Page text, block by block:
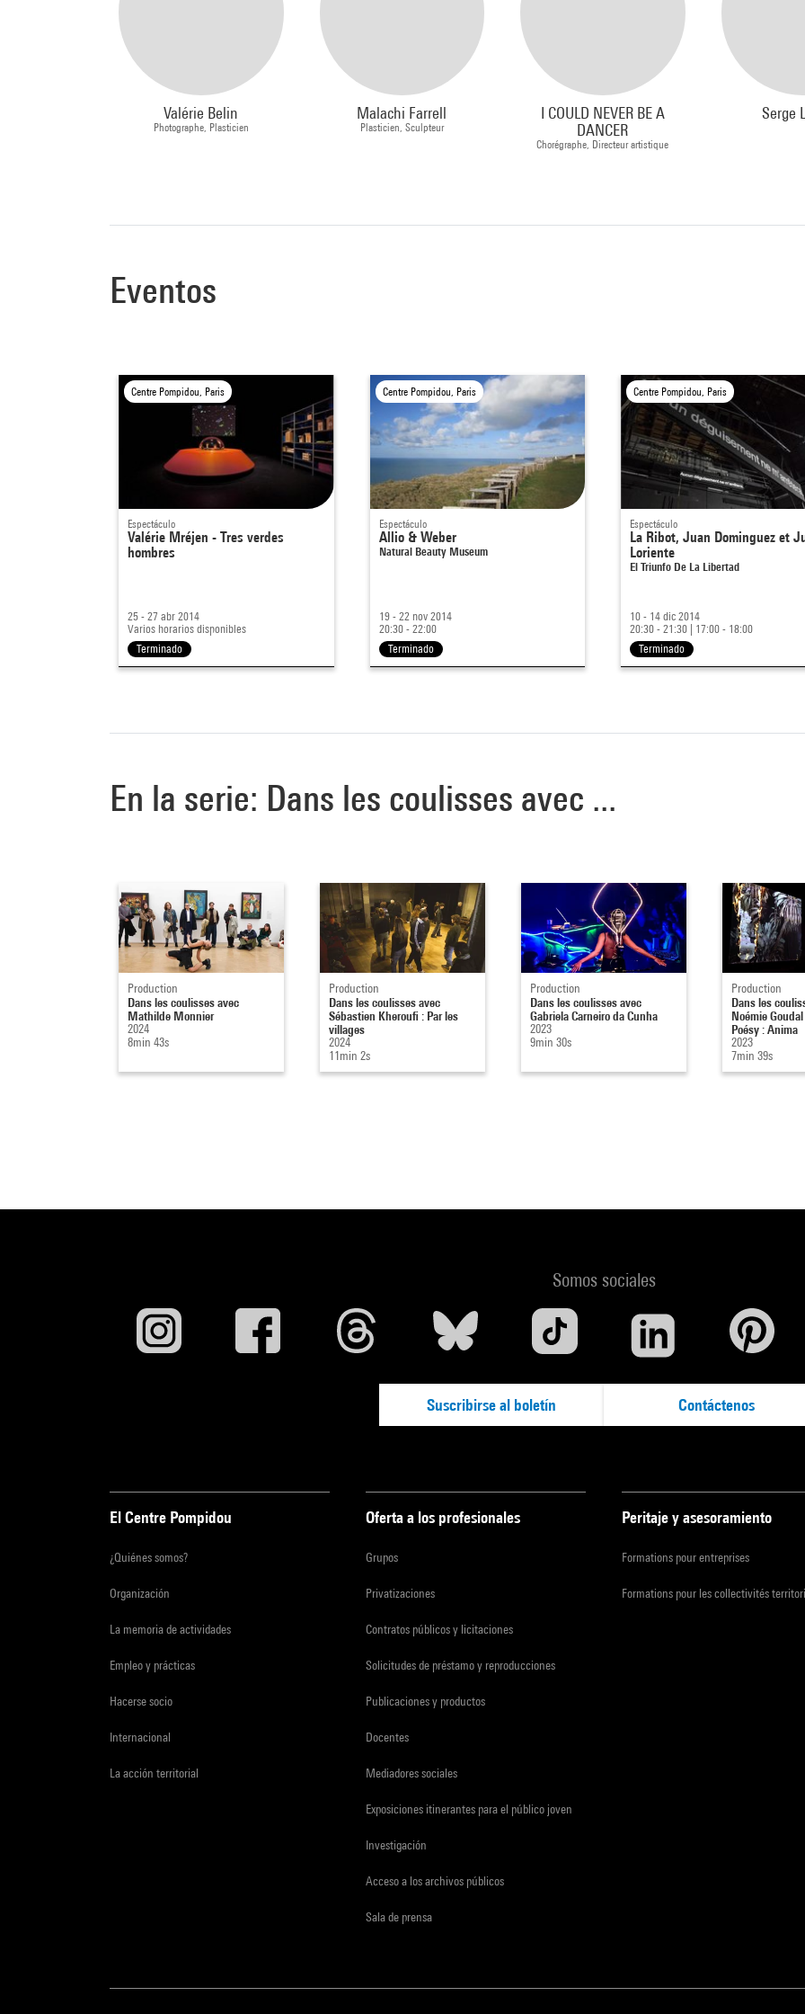
Valérie Belin
Photographe, Plasticien
Malachi Farrell
Plasticien, Sculpteur
I COULD NEVER BE A
DANCER
Chorégraphe, Directeur artistique
Serge
Eventos
Centre Pompidou, Paris
Espectáculo
Valérie Mréjen - Tres verdes
hombres
25 - 27 abr 2014
Varios horarios disponibles
Terminado
Centre Pompidou, Paris
Espectáculo
Allio & Weber
Natural Beauty Museum
19 - 22 nov 2014
20:30 - 22:00
Terminado
Centre Pompidou, Paris
Espectáculo
La Ribot, Juan Dominguez et
Loriente
El Triunfo De La Libertad
10 - 14 dic 2014
20:30 - 21:30
17:00 - 18:00
Terminado
En la serie: Dans les coulisses avec ...
Production
Dans les coulisses avec
Mathilde Monnier
2024
8min 43s
Production
Dans les coulisses avec
Sébastien Kheroufi : Par les
villages
2024
11min 2s
Production
Dans les coulisses avec
Gabriela Carneiro da Cunha
2023
9min 30s
Production
Dans les
Noémie
Poésy : Anima
2023
7min 39s
Somos sociales
Suscribirse al boletín Contáctenos
El Centre Pompidou
¿Quiénes somos?
Organización
La memoria de actividades
Empleo y prácticas
Hacerse socio
Internacional
La acción territorial
Oferta a los profesionales
Grupos
Privatizaciones
Contratos públicos y licitaciones
Solicitudes de préstamo y reproducciones
Publicaciones y productos
Docentes
Mediadores sociales
Exposiciones itinerantes para el público joven
Investigación
Acceso a los archivos públicos
Sala de prensa
Peritaje y asesoramiento
Formations pour entreprises
Formations pour les collectivités